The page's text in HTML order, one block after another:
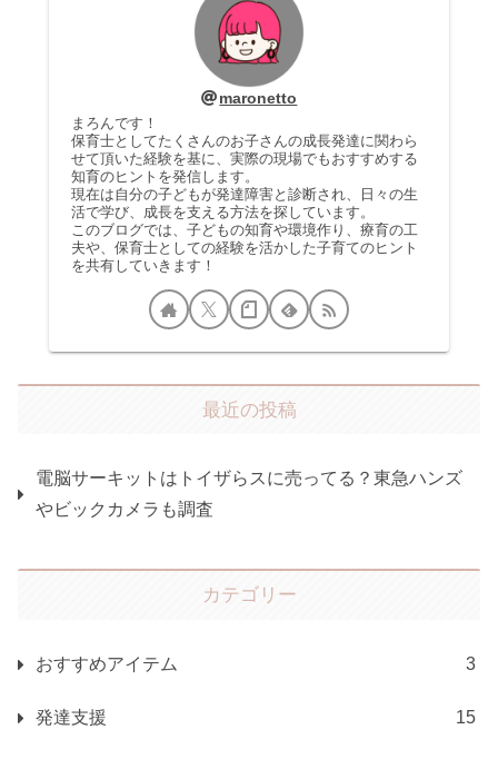
maronetto
まろんです！
保育士としてたくさんのお子さんの成長発達に関わら
せて頂いた経験を基に、実際の現場でもおすすめする
知育のヒントを発信します。
現在は自分の子どもが発達障害と診断され、日々の生
活で学び、成長を支える方法を探しています。
このブログでは、子どもの知育や環境作り、療育の工
夫や、保育士としての経験を活かした子育てのヒント
を共有していきます！
最近の投稿
電脳サーキットはトイザらスに売ってる？東急ハンズ
やビックカメラも調査
カテゴリー
おすすめアイテム 3
発達支援 15